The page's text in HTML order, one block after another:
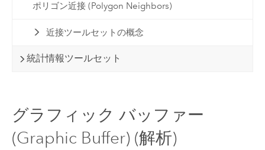
ポリゴン近接 (Polygon Neighbors)
近接ツールセットの概念
統計情報ツールセット
グラフィック バッファー
(Graphic Buffer) (解析)